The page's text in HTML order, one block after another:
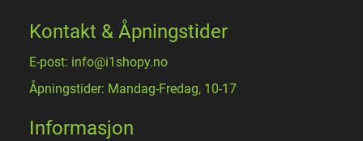
Kontakt & Åpningstider
E-post: info@i1shopy.no
Åpningstider: Mandag-Fredag, 10-17
Informasjon